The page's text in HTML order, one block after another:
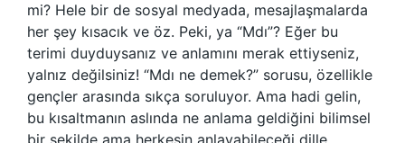
mi? Hele bir de sosyal medyada, mesajlaşmalarda
her şey kısacık ve öz. Peki, ya “Mdı”? Eğer bu
terimi duyduysanız ve anlamını merak ettiyseniz,
yalnız değilsiniz! “Mdı ne demek?” sorusu, özellikle
gençler arasında sıkça soruluyor. Ama hadi gelin,
bu kısaltmanın aslında ne anlama geldiğini bilimsel
bir şekilde ama herkesin anlayabileceği dille